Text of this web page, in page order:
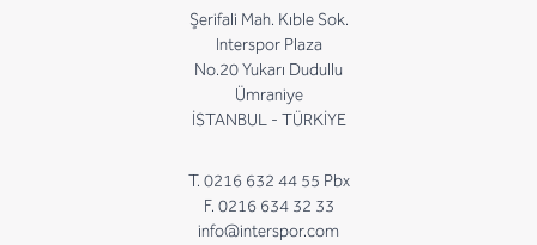
Şerifali Mah. Kıble Sok.
Interspor Plaza
No.20 Yukarı Dudullu
Ümraniye
İSTANBUL - TÜRKİYE
T. 0216 632 44 55 Pbx
F. 0216 634 32 33
info@interspor.com